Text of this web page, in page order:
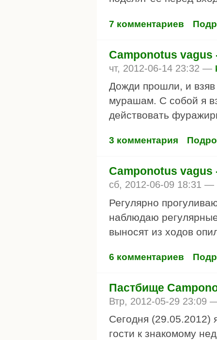
7 комментариев
Camponotus vagus
чт, 2012-06-14 23:32 —
Дожди прошли, и взяв
мурашам. С собой я
действовать
3 комментария
Camponotus vagus
сб, 2012-06-09 18:31 —
Регулярно
наблюдаю
выносят из ходов
6 комментариев
Пастбище
Втр, 2012-05-29 23:09
Сегодня (29.05.2012)
гости к знакомому